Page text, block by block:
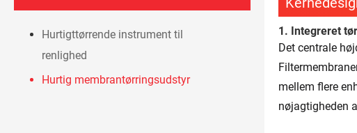
Hurtigttørrende instrument til
renlighed
Hurtig membrantørringsudstyr
1. Integreret
Det centrale
mellem flere
nøjagtigheden